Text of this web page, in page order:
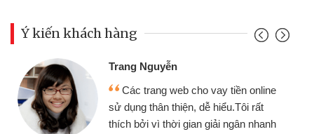
Ý kiến khách hàng
web cho vay tiền online
thiện, dễ hiểu.Tôi rất
gian giải ngân nhanh
chiếc xe wave